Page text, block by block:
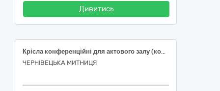
Дивитись
Крісла конференційні для актового залу (код ДК 021:2015 – 39110000-6 “Сидіння, стільці та супутні вироби і частини до них”)
ЧЕРНІВЕЦЬКА МИТНИЦЯ